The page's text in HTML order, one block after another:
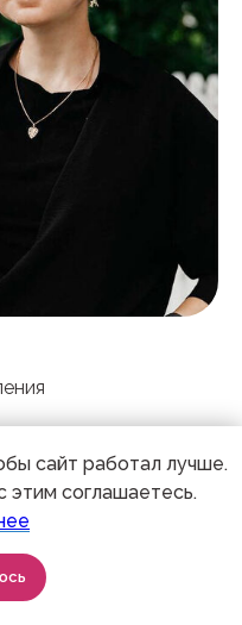
сайт работал лучше.
этим соглашаетесь.